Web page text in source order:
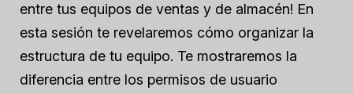
entre tus equipos de ventas y de almacén! En
esta sesión te revelaremos cómo organizar la
estructura de tu equipo. Te mostraremos la
diferencia entre los permisos de usuario